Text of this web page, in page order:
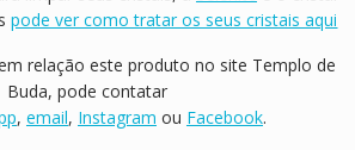
pode ver como tratar os seus cristais aqui
relação este produto no site Templo de
Buda, pode contatar
, email, Instagram ou Facebook.